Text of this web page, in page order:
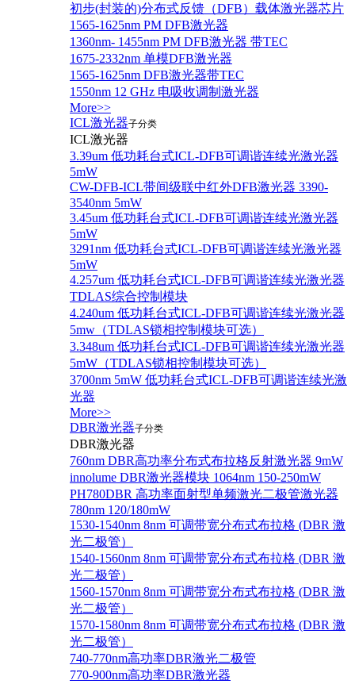
初步(封装的)分布式反馈（DFB）载体激光器芯片
1565-1625nm PM DFB激光器
1360nm- 1455nm PM DFB激光器 带TEC
1675-2332nm 单模DFB激光器
1565-1625nm DFB激光器带TEC
1550nm 12 GHz 电吸收调制激光器
More>>
ICL激光器子分类
ICL激光器
3.39um 低功耗台式ICL-DFB可调谐连续光激光器
5mW
CW-DFB-ICL带间级联中红外DFB激光器 3390-
3540nm 5mW
3.45um 低功耗台式ICL-DFB可调谐连续光激光器
5mW
3291nm 低功耗台式ICL-DFB可调谐连续光激光器
5mW
4.257um 低功耗台式ICL-DFB可调谐连续光激光器
TDLAS综合控制模块
4.240um 低功耗台式ICL-DFB可调谐连续光激光器
5mw（TDLAS锁相控制模块可选）
3.348um 低功耗台式ICL-DFB可调谐连续光激光器
5mW（TDLAS锁相控制模块可选）
3700nm 5mW 低功耗台式ICL-DFB可调谐连续光激
光器
More>>
DBR激光器子分类
DBR激光器
760nm DBR高功率分布式布拉格反射激光器 9mW
innolume DBR激光器模块 1064nm 150-250mW
PH780DBR 高功率面射型单频激光二极管激光器
780nm 120/180mW
1530-1540nm 8nm 可调带宽分布式布拉格 (DBR 激
光二极管）
1540-1560nm 8nm 可调带宽分布式布拉格 (DBR 激
光二极管）
1560-1570nm 8nm 可调带宽分布式布拉格 (DBR 激
光二极管）
1570-1580nm 8nm 可调带宽分布式布拉格 (DBR 激
光二极管）
740-770nm高功率DBR激光二极管
770-900nm高功率DBR激光器